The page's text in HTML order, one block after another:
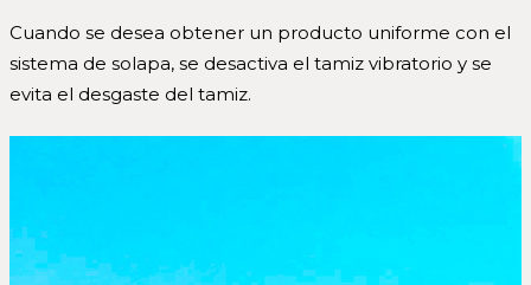
Cuando se desea obtener un producto uniforme con el
sistema de solapa, se desactiva el tamiz vibratorio y se
evita el desgaste del tamiz.